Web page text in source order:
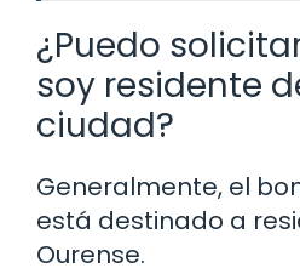
¿Puedo
soy residente
ciudad?
Generalmente, el
está destinado a
Ourense.